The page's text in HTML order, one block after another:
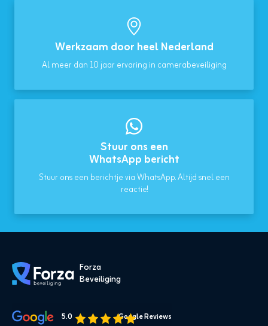
Werkzaam door heel Nederland
Al meer dan 10 jaar ervaring in camerabeveiliging
Stuur ons een
WhatsApp bericht
Stuur ons een berichtje via WhatsApp. Altijd snel een
reactie!
Forza
Beveiliging
5.0 Google Reviews